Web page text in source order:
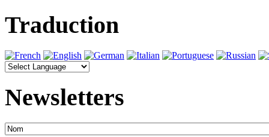
Traduction
Newsletters